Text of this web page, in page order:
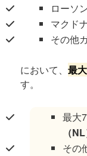
ローソ
マクド
その他
において、最
す。
最大
（NL
その